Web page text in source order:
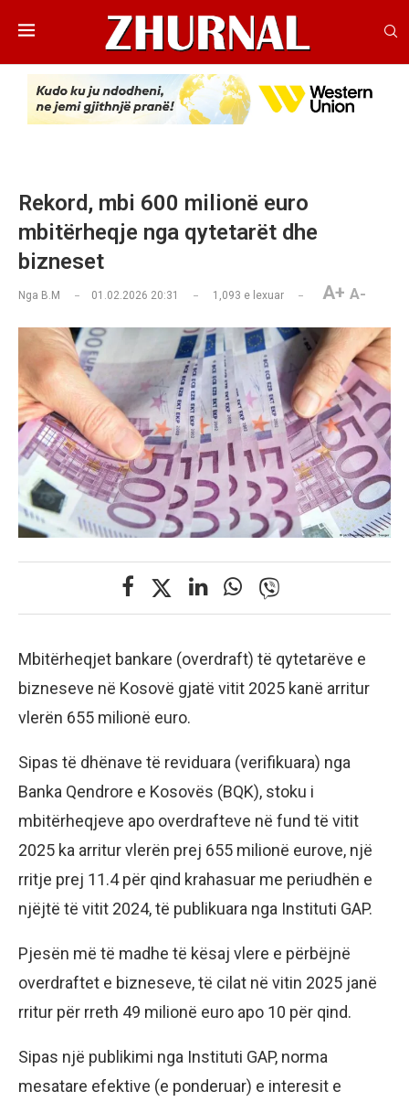
Rekord, mbi 600 milionë euro
mbitërheqje nga qytetarët dhe
bizneset
Nga B.M 01.02.2026 20:31 1,093 e lexuar A+ A-
Mbitërheqjet bankare (overdraft) të qytetarëve e
bizneseve në Kosovë gjatë vitit 2025 kanë arritur
vlerën 655 milionë euro.
Sipas të dhënave të reviduara (verifikuara) nga
Banka Qendrore e Kosovës (BQK), stoku i
mbitërheqjeve apo overdrafteve në fund të vitit
2025 ka arritur vlerën prej 655 milionë eurove, një
rritje prej 11.4 për qind krahasuar me periudhën e
njëjtë të vitit 2024, të publikuara nga Instituti GAP.
Pjesën më të madhe të kësaj vlere e përbëjnë
overdraftet e bizneseve, të cilat në vitin 2025 janë
rritur për rreth 49 milionë euro apo 10 për qind.
Sipas një publikimi nga Instituti GAP, norma
mesatare efektive (e ponderuar) e interesit e